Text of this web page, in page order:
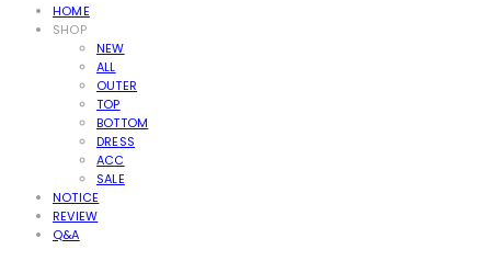
HOME
SHOP
NEW
ALL
OUTER
TOP
BOTTOM
DRESS
ACC
SALE
NOTICE
REVIEW
Q&A